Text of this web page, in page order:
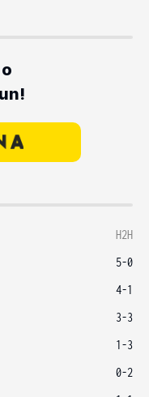
H2H
5-0
4-1
3-3
1-3
0-2